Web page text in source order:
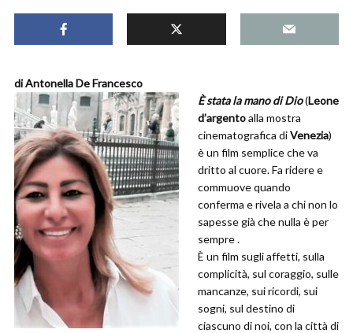
di Antonella De Francesco
È stata la mano di Dio(Leone
d’argentoalla mostra
cinematografica diVenezia)
è un film semplice che va
dritto al cuore. Fa ridere e
commuove quando
conferma e rivela a chi non lo
sapesse già che nulla è per
sempre .
È un film sugli affetti, sulla
complicità, sul coraggio, sulle
mancanze, sui ricordi, sui
sogni, sul destino di
ciascuno di noi, con la città di